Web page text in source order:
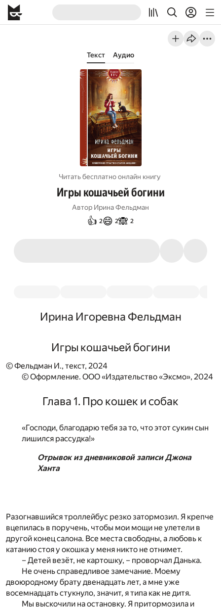
Текст Аудио
Читать бесплатно онлайн книгу
Игры кошачьей богини
Автор Ирина Фельдман
👍 2😄 2🙈 2
Ирина Игоревна Фельдман
Игры кошачьей богини
© Фельдман И., текст, 2024
© Оформление. ООО «Издательство «Эксмо», 2024
Глава 1. Про кошек и собак
«Господи, благодарю тебя за то, что этот сукин сын
лишился рассудка!»
Отрывок из дневниковой записи Джона
Ханта
Разогнавшийся троллейбус резко затормозил. Я крепче
вцепилась в поручень, чтобы мои мощи не улетели в
другой конец салона. Все места свободны, а любовь к
катанию стоя у окошка у меня никто не отнимет.
– Детей везёт, не картошку, – проворчал Данька.
Не очень справедливое замечание. Моему
двоюродному брату двенадцать лет, а мне уже
восемнадцать стукнуло, значит, я типа как не дитя.
Мы выскочили на остановку. Я притормозила и